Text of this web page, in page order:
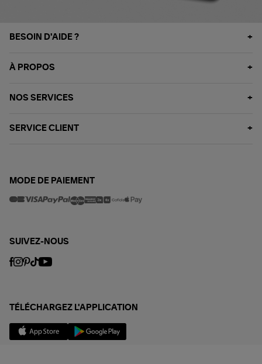
BESOIN D'AIDE ?
À PROPOS
NOS SERVICES
SERVICE CLIENT
MODE DE PAIEMENT
SUIVEZ-NOUS
TÉLÉCHARGEZ L'APPLICATION